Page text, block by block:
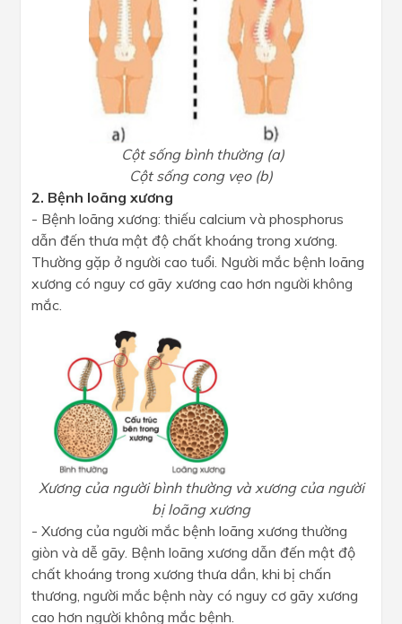
Cột sống bình thường (a)
Cột sống cong vẹo (b)
2. Bệnh loãng xương
- Bệnh loãng xương: thiếu calcium và phosphorus
dẫn đến thưa mật độ chất khoáng trong xương.
Thường gặp ở người cao tuổi. Người mắc bệnh loãng
xương có nguy cơ gãy xương cao hơn người không
mắc.
Xương của người bình thường và xương của người
bị loãng xương
- Xương của người mắc bệnh loãng xương thường
giòn và dễ gãy. Bệnh loãng xương dẫn đến mật độ
chất khoáng trong xương thưa dần, khi bị chấn
thương, người mắc bệnh này có nguy cơ gãy xương
cao hơn người không mắc bệnh.